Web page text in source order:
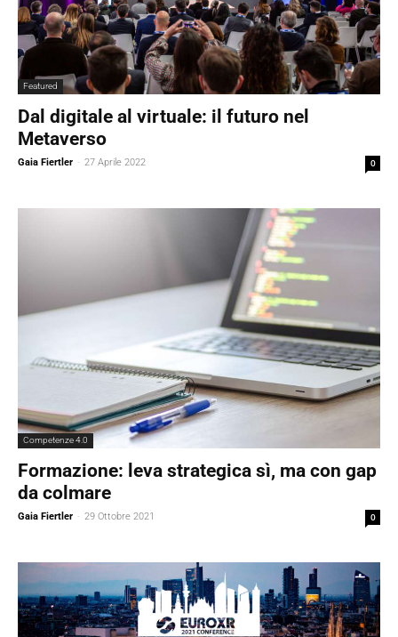
Featured
Dal digitale al virtuale: il futuro nel
Metaverso
Gaia Fiertler - 27 Aprile 2022 0
Competenze 4.0
Formazione: leva strategica sì, ma con gap
da colmare
Gaia Fiertler - 29 Ottobre 2021 0